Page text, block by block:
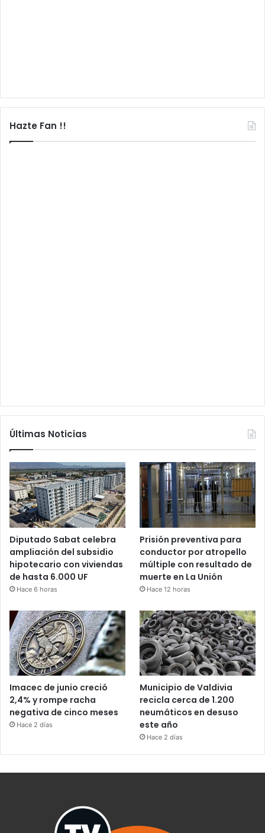
Hazte Fan !!
Últimas Noticias
Diputado Sabat celebra
ampliación del subsidio
hipotecario con viviendas
de hasta 6.000 UF
Hace 6 horas
Prisión preventiva para
conductor por atropello
múltiple con resultado de
muerte en La Unión
Hace 12 horas
Imacec de junio creció
2,4% y rompe racha
negativa de cinco meses
Hace 2 días
Municipio de Valdivia
recicla cerca de 1.200
neumáticos en desuso
este año
Hace 2 días